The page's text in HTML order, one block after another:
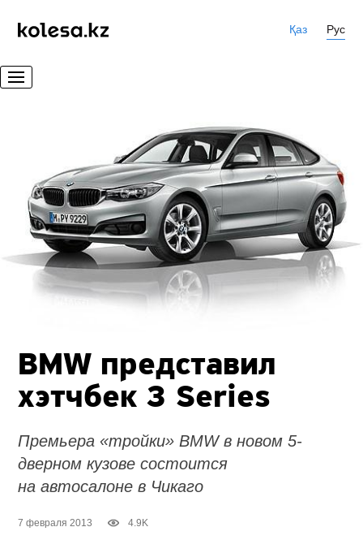
Қаз Рус
BMW представил
хэтчбек 3 Series
Премьера «тройки» BMW в новом 5-
дверном кузове состоится
на автосалоне в Чикаго
7 февраля 2013 4.9K